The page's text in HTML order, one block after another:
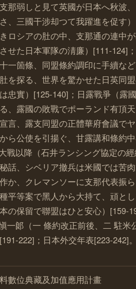
那弱しと見て英國が日本へ秋波
、三國干涉却つて我躍進を促す
ロシアの肚の中、支那通の連中
せた日本軍隊の淸廉）[111-124]
一箇條、同盟條約調印に手續な
を探る、世界を驚かせた日英同
忠實）[125-140]；日露戰爭（露
、露國の敗戰でポーランド有頂
言、露支同盟の正體華府會議で
ら公使を引揚ぐ、甘露講和條約
戰以降（石井ランシング協定の
話、シベリア撤兵は米國では苦
か、クレマンソーに支那代表振
平等案で黑人から大持て、頑と
の保留で聯盟はひと安心）[159-
一郞（一 條約改正前後、二 駐米
222]；日本外交年表[223-242]
數位典藏及加值應用計畫